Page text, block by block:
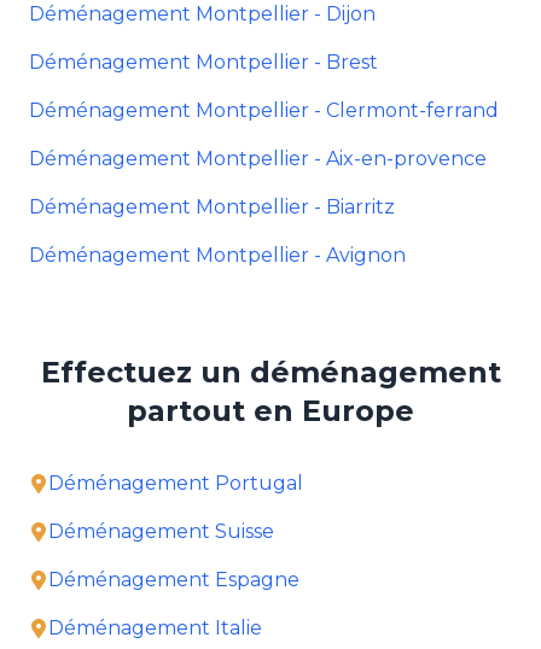
Déménagement Montpellier - Dijon
Déménagement Montpellier - Brest
Déménagement Montpellier - Clermont-ferrand
Déménagement Montpellier - Aix-en-provence
Déménagement Montpellier - Biarritz
Déménagement Montpellier - Avignon
Effectuez un déménagement
partout en Europe
Déménagement Portugal
Déménagement Suisse
Déménagement Espagne
Déménagement Italie